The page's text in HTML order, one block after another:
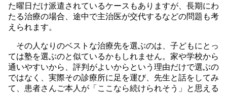
た曜日だけ派遣されているケースもありますが、長期にわ
たる治療の場合、途中で主治医が交代するなどの問題も考
えられます。
その人なりのベストな治療先を選ぶのは、子どもにとっ
ては塾を選ぶのと似ているかもしれません。家や学校から
通いやすいから、評判がよいからという理由だけで選ぶの
ではなく、実際その診療所に足を運び、先生と話をしてみ
て、患者さんご本人が「ここなら続けられそう」と思える